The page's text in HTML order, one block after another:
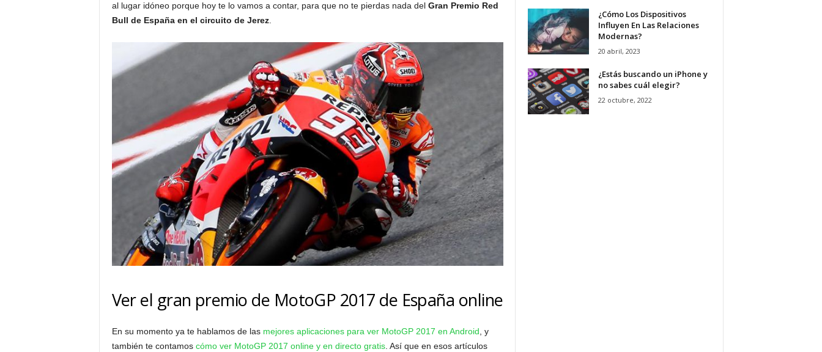
al lugar idóneo porque hoy te lo vamos a contar, para que no te pierdas nada del Gran Premio Red
Bull de España en el circuito de Jerez.
Ver el gran premio de MotoGP 2017 de España online
En su momento ya te hablamos de las mejores aplicaciones para ver MotoGP 2017 en Android , y
también te contamos cómo ver MotoGP 2017 online y en directo gratis. Así que en esos artículos
¿Cómo Los Dispositivos
Influyen En Las Relaciones
Modernas?
20 abril, 2023
¿Estás buscando un iPhone y
no sabes cuál elegir?
22 octubre, 2022